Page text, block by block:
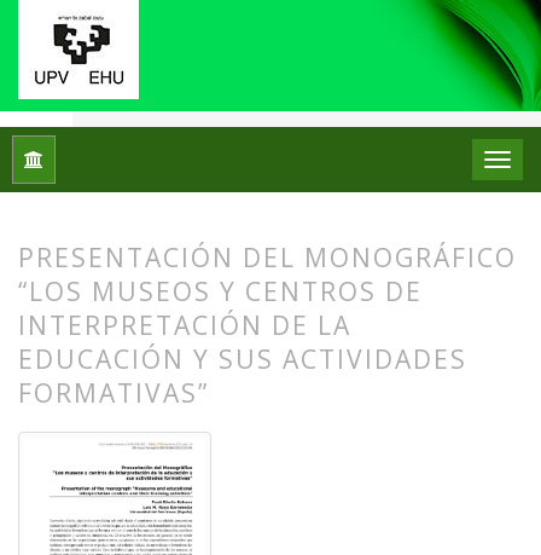
Inicio Núm. 28 (2022): Número Monográfico:
PRESENTACIÓN DEL MONOGRÁFICO
“LOS MUSEOS Y CENTROS DE
INTERPRETACIÓN DE LA
EDUCACIÓN Y SUS ACTIVIDADES
FORMATIVAS”